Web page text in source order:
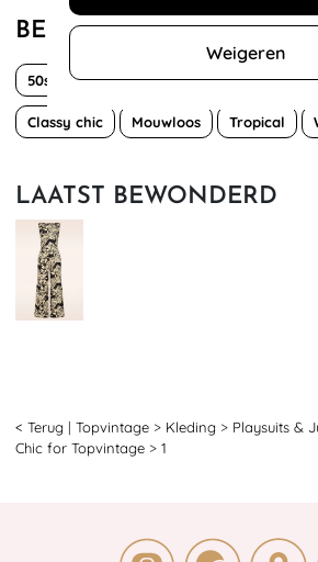
Weigeren
BEKIJK MEER VAN
50s 60s 70s Bloemen Boho
Classy chic Mouwloos Tropical
LAATST BEWONDERD
< Terug | Topvintage > Kleding > Playsuits &
Chic for Topvintage > 1